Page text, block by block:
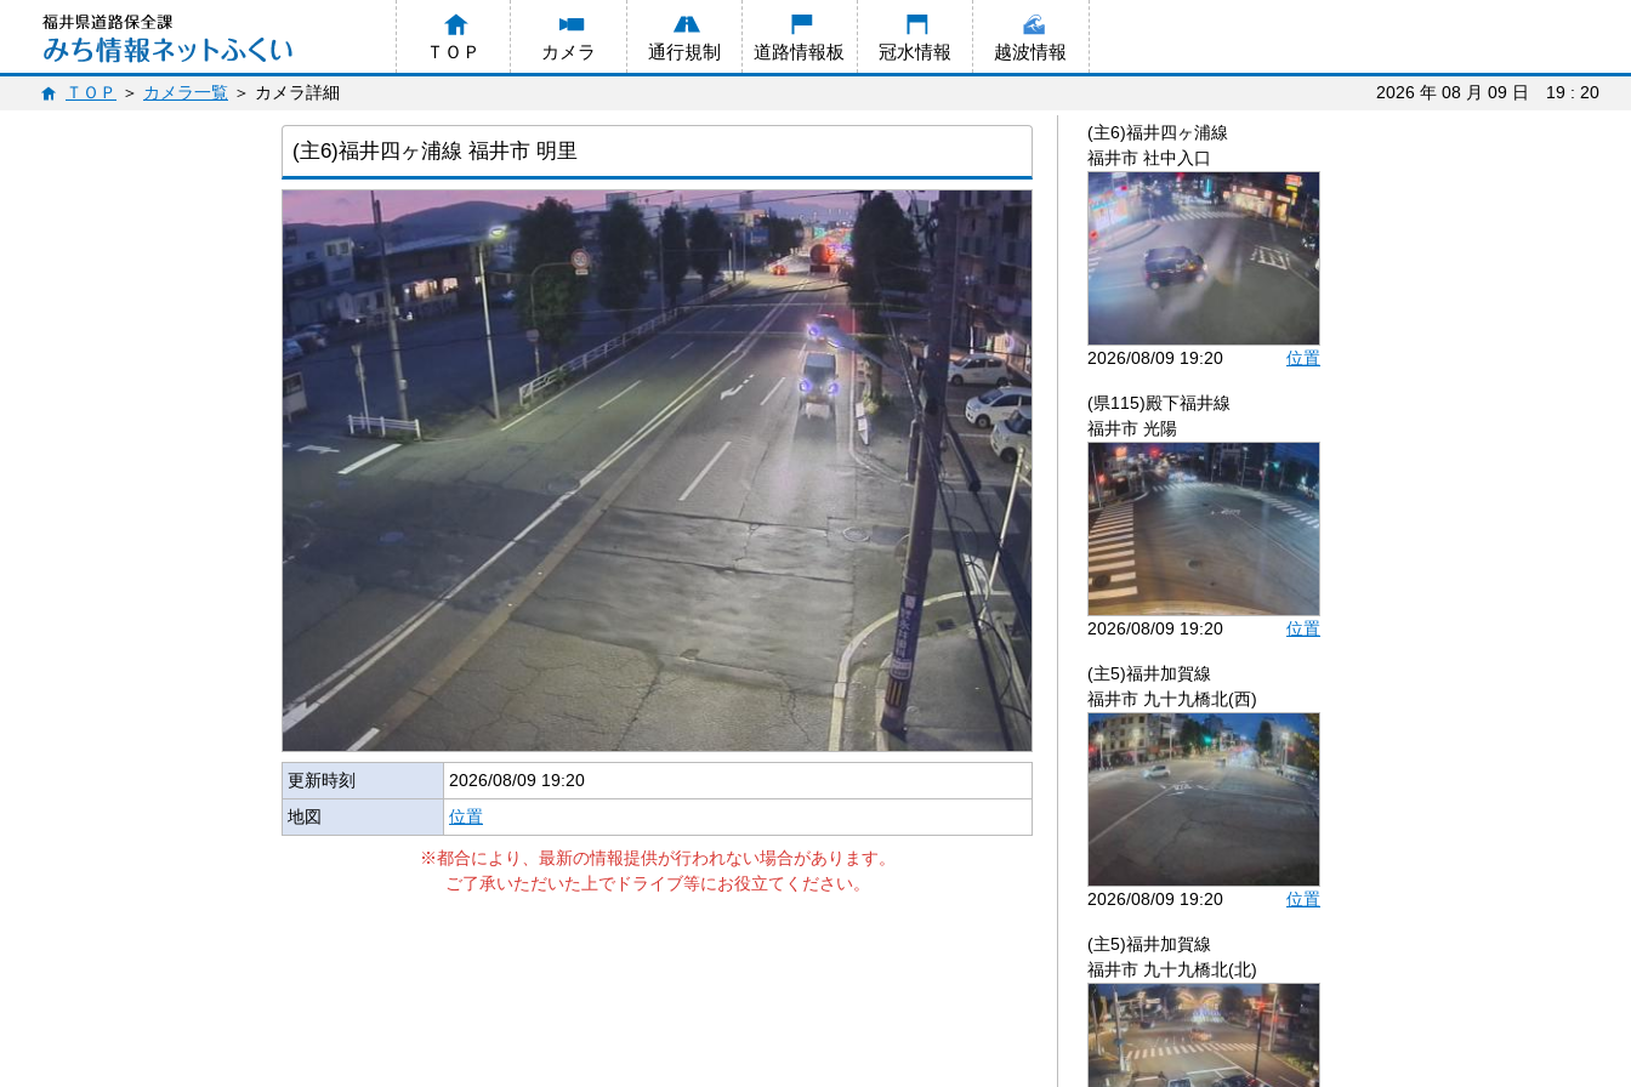
ＴＯＰ カメラ 通行規制 道路情報板 冠水情報 越波情報
ＴＯＰ カメラ一覧 カメラ詳細 2026 年 08 月 09 日 19 : 20
(主6)福井四ヶ浦線 福井市 明里
更新時刻
2026/08/09 19:20
地図
位置
※都合により、最新の情報提供が行われない場合があります。
ご了承いただいた上でドライブ等にお役立てください。
(主6)福井四ヶ浦線
福井市 社中入口
2026/08/09 19:20 位置
(県115)殿下福井線
福井市 光陽
2026/08/09 19:20 位置
(主5)福井加賀線
福井市 九十九橋北(西)
2026/08/09 19:20 位置
(主5)福井加賀線
福井市 九十九橋北(北)